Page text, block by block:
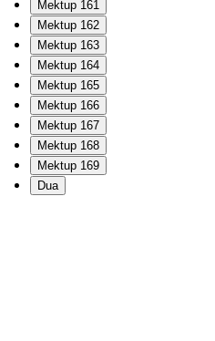
Mektup 161
Mektup 162
Mektup 163
Mektup 164
Mektup 165
Mektup 166
Mektup 167
Mektup 168
Mektup 169
Dua